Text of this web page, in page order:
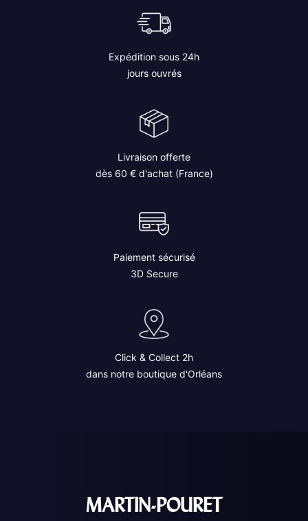
Expédition sous 24h
jours ouvrés
Livraison offerte
dès 60 € d'achat (France)
Paiement sécurisé
3D Secure
Click & Collect 2h
dans notre boutique d'Orléans
MARTIN-POURET